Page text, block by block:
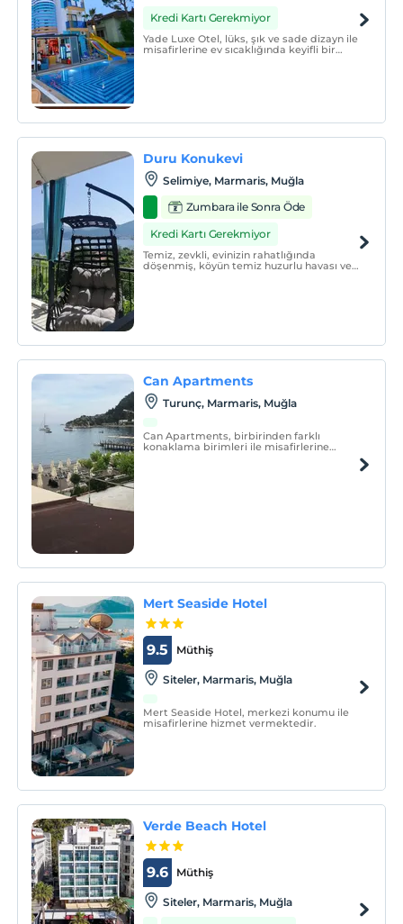
Kredi Kartı Gerekmiyor
Yade Luxe Otel, lüks, şık ve sade dizayn ile
misafirlerine ev sıcaklığında keyifli bir
Duru Konukevi
Selimiye, Marmaris, Muğla
Zumbara ile Sonra Öde
Kredi Kartı Gerekmiyor
Temiz, zevkli, evinizin rahatlığında
döşenmiş, köyün temiz huzurlu havası ve
Can Apartments
Turunç, Marmaris, Muğla
Can Apartments, birbirinden farklı
konaklama birimleri ile misafirlerine
Mert Seaside Hotel
Müthiş
9.5
Siteler, Marmaris, Muğla
Mert Seaside Hotel, merkezi konumu ile
misafirlerine hizmet vermektedir.
Verde Beach Hotel
Müthiş
9.6
Siteler, Marmaris, Muğla